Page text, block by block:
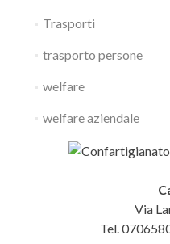
Trasporti
trasporto persone
welfare
welfare aziendale
Via
Tel.